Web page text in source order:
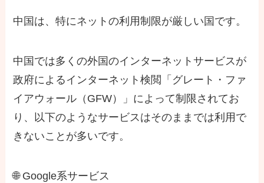
中国は、特にネットの利用制限が厳しい国です。
中国では多くの外国のインターネットサービスが
政府によるインターネット検閲「グレート・ファ
イアウォール（GFW）」によって制限されてお
り、以下のようなサービスはそのままでは利用で
きないことが多いです。
🌐 Google系サービス